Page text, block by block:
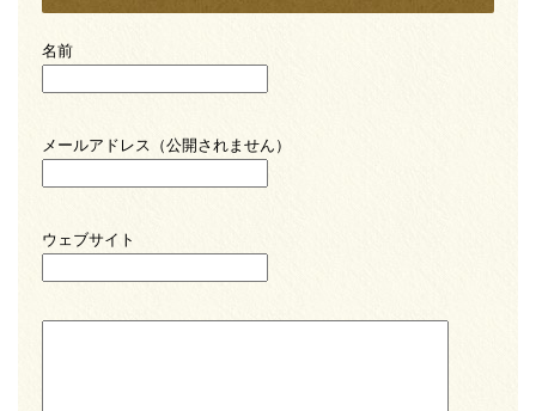
名前
メールアドレス（公開されません）
ウェブサイト